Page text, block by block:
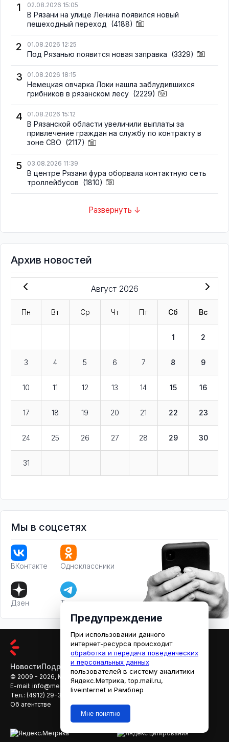
1
02.08.2026 15:05
В Рязани на улице Ленина появился новый
пешеходный переход (4188)
2 01.08.2026 12:25
Под Рязанью появится новая заправка (3329)
3 01.08.2026 18:15
Немецкая овчарка Локи нашла заблудившихся
грибников в рязанском лесу (2229)
4 01.08.2026 15:12
В Рязанской области увеличили выплаты за
привлечение граждан на службу по контракту в
зоне СВО (2117)
5 03.08.2026 11:39
В центре Рязани фура оборвала контактную сеть
троллейбусов (1810)
Развернуть ↓
Архив новостей
Август 2026
Пн Вт Ср Чт Пт Сб Вс
1 2
3 4 5 6 7 8 9
10 11 12 13 14 15 16
17 18 19 20 21 22 23
24 25 26 27 28 29 30
31
Мы в соцсетях
ВКонтакте Одноклассники
Дзен Телеграм
НовостиПодробностиАфишаКино
© 2009 - 2026, МЕДИАРЯЗАНЬ
E-mail: info@mediaryazan.ru,reklama@mediaryazan.ru
Тел.: (4912) 29-33-66
Об агентстве
Предупреждение
При использовании данного
интернет-ресурса происходит
обработка и передача поведенческих
и персональных данных
пользователей в систему аналитики
Яндекс.Метрика, top.mail.ru,
liveinternet и Рамблер
Мне понятно